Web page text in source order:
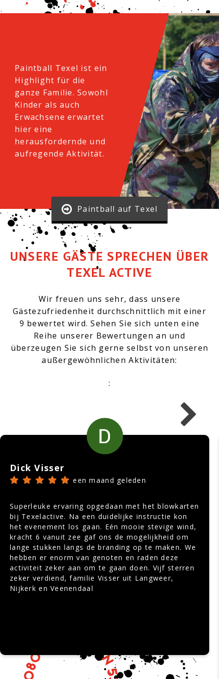
Paintball Texel ist ein
Highlight für die
ganze Familie. Sowohl
Kinder als auch
Erwachsene erwartet
hier eine
herausfordernde und
aufregende Aktivität.
Paintball auf Texel
UNSERE GÄSTE SPRECHEN ÜBER
TEXEL ACTIVE
Wir freuen uns sehr, dass unsere
Gästezufriedenheit durchschnittlich mit einer
9 bewertet wird. Sehen Sie sich unten eine
Reihe unserer Bewertungen an und
überzeugen Sie sich gerne selbst von unseren
außergewöhnlichen Aktivitäten:
:
Dick Visser
een maand geleden
Superleuke ervaring opgedaan met het blowkarten
bij Texelactive. Na een duidelijke instructie kon
het evenement los gaan. Eén mooie stevige wind,
kracht 6 vanuit zee gaf ons de mogelijkheid om
lange stukken langs de branding op te maken. We
hebben er enorm van genoten en raden deze
activiteit zeker aan om te gaan doen. Vijf sterren
zeker verdiend, familie Visser uit Langweer,
Nijkerk en Veenendaal